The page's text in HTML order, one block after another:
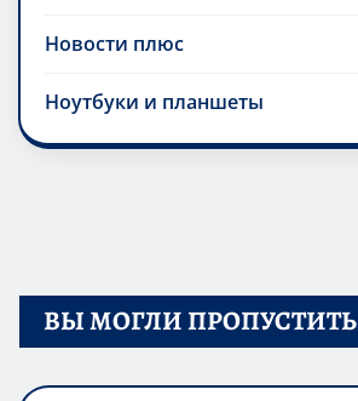
Новости плюс
Ноутбуки и планшеты
ВЫ МОГЛИ ПРОПУСТИТЬ